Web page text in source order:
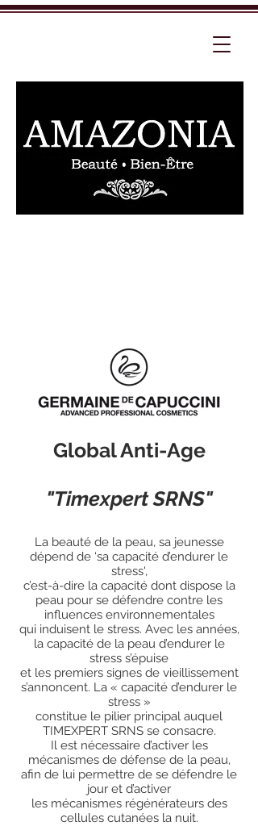
Global Anti-Age
"Timexpert SRNS"
La beauté de la peau, sa jeunesse
dépend de ‘sa capacité d’endurer le
stress',
c’est-à-dire la capacité dont dispose la
peau pour se défendre contre les
influences environnementales
qui induisent le stress. Avec les années,
la capacité de la peau d’endurer le
stress s’épuise
et les premiers signes de vieillissement
s’annoncent. La « capacité d’endurer le
stress »
constitue le pilier principal auquel
TIMEXPERT SRNS se consacre.
Il est nécessaire d’activer les
mécanismes de défense de la peau,
afin de lui permettre de se défendre le
jour et d’activer
les mécanismes régénérateurs des
cellules cutanées la nuit.